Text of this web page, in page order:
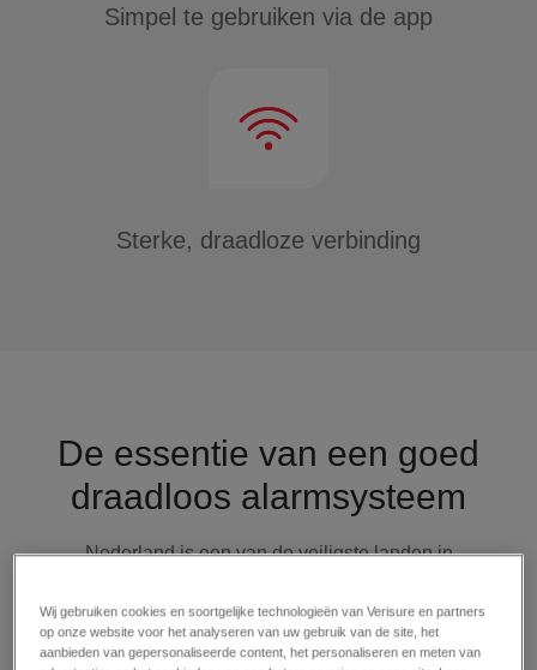
Simpel te gebruiken via de app
Sterke, draadloze verbinding
De essentie van een goed
draadloos alarmsysteem
Nederland is een van de veiligste landen in
nooit toeslaan. Investeren in een kwalitatief alarm
in en op je huis is dus een slimme keuze. Hoewel
Wij gebruiken cookies en soortgelijke technologieën van Verisure en partners
op onze website voor het analyseren van uw gebruik van de site, het
aanbieden van gepersonaliseerde content, het personaliseren en meten van